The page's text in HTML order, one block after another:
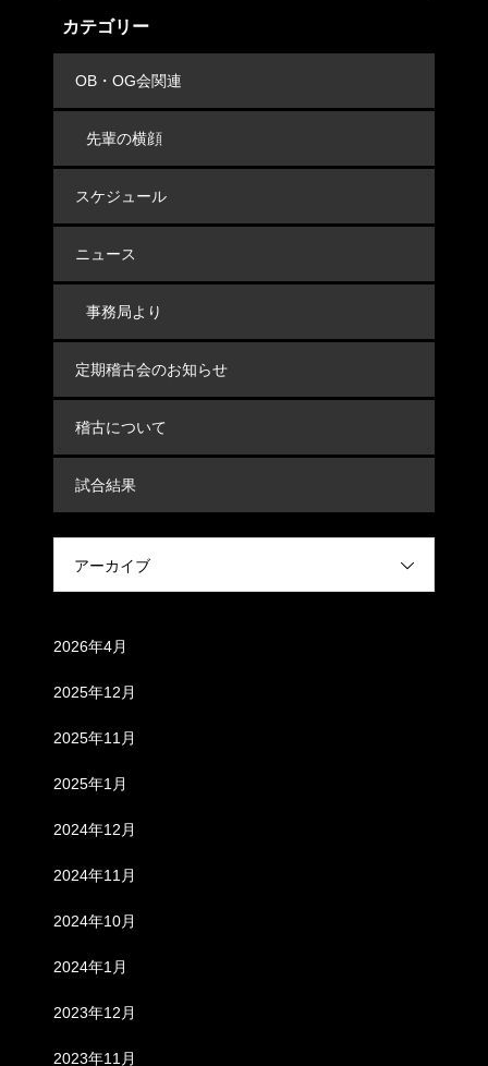
カテゴリー
OB・OG会関連
先輩の横顔
スケジュール
ニュース
事務局より
定期稽古会のお知らせ
稽古について
試合結果
アーカイブ
2026年4月
2025年12月
2025年11月
2025年1月
2024年12月
2024年11月
2024年10月
2024年1月
2023年12月
2023年11月